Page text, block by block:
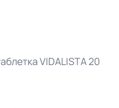
VIDALISTA 20